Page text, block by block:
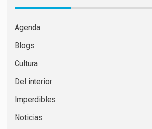
Agenda
Blogs
Cultura
Del interior
Imperdibles
Noticias